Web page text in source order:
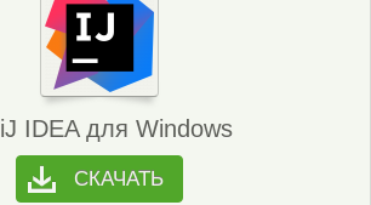
IDEA для Windows
СКАЧАТЬ